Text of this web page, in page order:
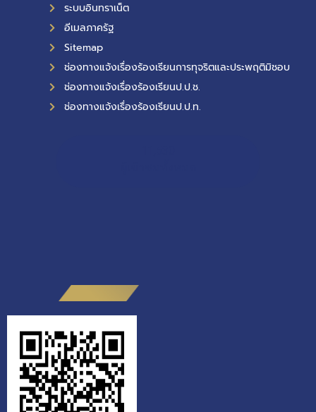
ระบบอินทราเน็ต
อีเมลภาครัฐ
Sitemap
ช่องทางแจ้งเรื่องร้องเรียนการทุจริตและประพฤติมิชอบ
ช่องทางแจ้งเรื่องร้องเรียนป.ป.ช.
ช่องทางแจ้งเรื่องร้องเรียนป.ป.ท.